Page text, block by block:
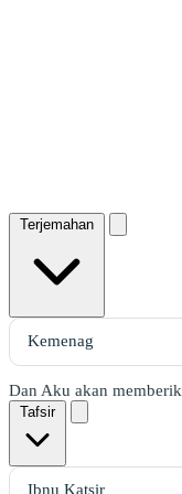
Terjemahan
Dan Aku akan
Tafsir